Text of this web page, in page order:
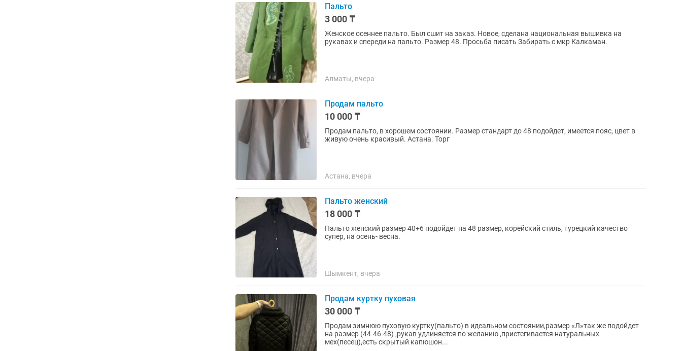
Пальто
3 000 ₸
Женское осеннее пальто. Был сшит на заказ. Новое, сделана национальная вышивка на
рукавах и спереди на пальто. Размер 48. Просьба писать Забирать с мкр Калкаман.
Алматы, вчера
Продам пальто
10 000 ₸
Продам пальто, в хорошем состоянии. Размер стандарт до 48 подойдет, имеется пояс, цвет в
живую очень красивый. Астана. Торг
Астана, вчера
Пальто женский
18 000 ₸
Пальто женский размер 40+6 подойдет на 48 размер, корейский стиль, турецкий качество
супер, на осень- весна.
Шымкент, вчера
Продам куртку пуховая
30 000 ₸
Продам зимнюю пуховую куртку(пальто) в идеальном состоянии,размер «Л»так же подойдет
на размер (44-46-48) ,рукав удлиняется по желанию ,пристегивается натуральных
мех(песец),есть скрытый капюшон...